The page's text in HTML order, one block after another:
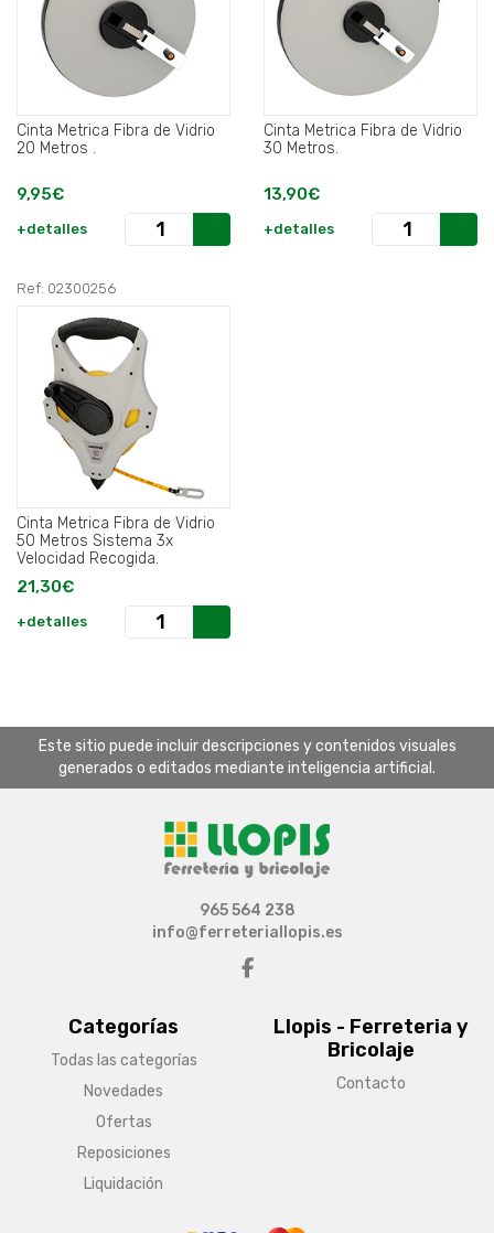
Cinta Metrica Fibra de Vidrio
20 Metros .
9,95€
+detalles
Cinta Metrica Fibra de Vidrio
30 Metros.
13,90€
+detalles
Ref: 02300256
Cinta Metrica Fibra de Vidrio
50 Metros Sistema 3x
Velocidad Recogida.
21,30€
+detalles
Este sitio puede incluir descripciones y contenidos visuales
generados o editados mediante inteligencia artificial.
Categorías
Todas las categorías
Novedades
Ofertas
Reposiciones
Liquidación
Llopis - Ferreteria y
Bricolaje
Contacto
965 564 238
info@ferreteriallopis.es